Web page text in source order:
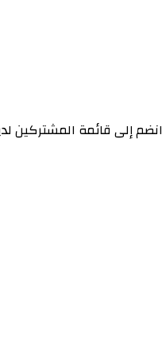
انضم إلى قائمة المشتركين